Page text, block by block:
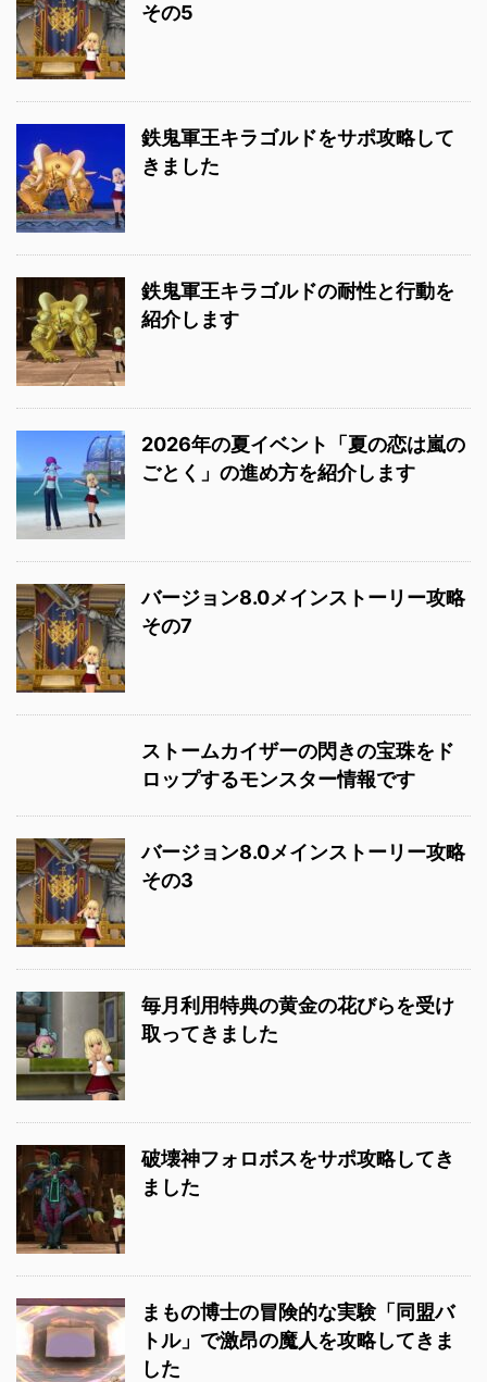
その5
鉄鬼軍王キラゴルドをサポ攻略して
きました
鉄鬼軍王キラゴルドの耐性と行動を
紹介します
2026年の夏イベント「夏の恋は嵐の
ごとく」の進め方を紹介します
バージョン8.0メインストーリー攻略
その7
ストームカイザーの閃きの宝珠をド
ロップするモンスター情報です
バージョン8.0メインストーリー攻略
その3
毎月利用特典の黄金の花びらを受け
取ってきました
破壊神フォロボスをサポ攻略してき
ました
まもの博士の冒険的な実験「同盟バ
トル」で激昂の魔人を攻略してきま
した